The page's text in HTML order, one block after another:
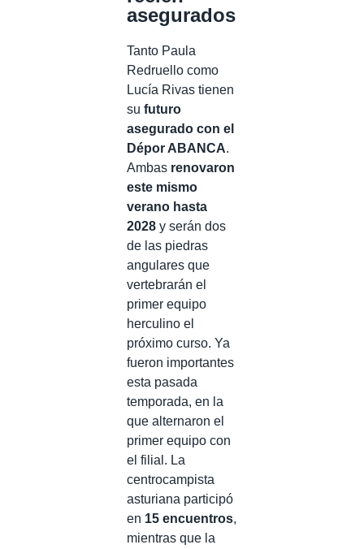
asegurados
Tanto Paula
Redruello como
Lucía Rivas tienen
su futuro
asegurado con el
Dépor ABANCA.
Ambas renovaron
este mismo
verano hasta
2028 y serán dos
de las piedras
angulares que
vertebrarán el
primer equipo
herculino el
próximo curso. Ya
fueron importantes
esta pasada
temporada, en la
que alternaron el
primer equipo con
el filial. La
centrocampista
asturiana participó
en 15 encuentros,
mientras que la